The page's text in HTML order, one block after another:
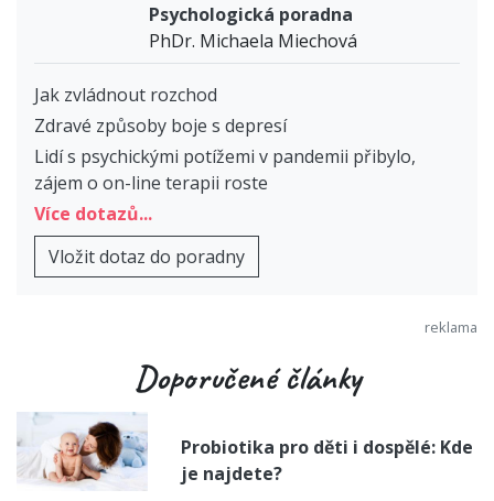
Psychologická poradna
PhDr. Michaela Miechová
Jak zvládnout rozchod
Zdravé způsoby boje s depresí
Lidí s psychickými potížemi v pandemii přibylo,
zájem o on-line terapii roste
Více dotazů...
Vložit dotaz do poradny
Doporučené články
Probiotika pro děti i dospělé: Kde
je najdete?